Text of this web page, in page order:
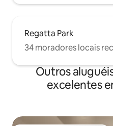
Regatta Park
34 moradores locais
Outros
excelentes